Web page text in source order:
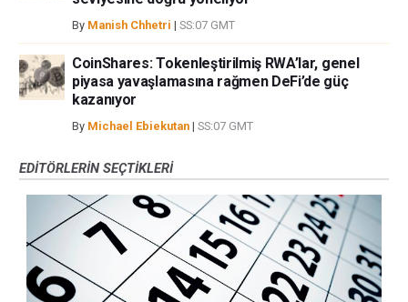
By Manish Chhetri | SS:07 GMT
CoinShares: Tokenleştirilmiş RWA’lar, genel
piyasa yavaşlamasına rağmen DeFi’de güç
kazanıyor
By Michael Ebiekutan | SS:07 GMT
EDITÖRLERIN SEÇTIKLERI